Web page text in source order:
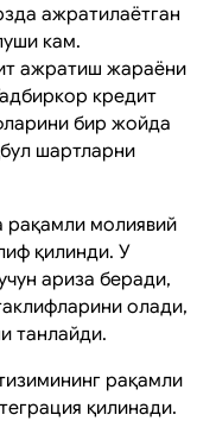
ажратилаётган
кам.
ажратиш жараёни
кредит
бир жойда
шартларни
рақамли молиявий
қилинди. У
ариза беради,
олади,
танлайди.
рақамли
қилинади.